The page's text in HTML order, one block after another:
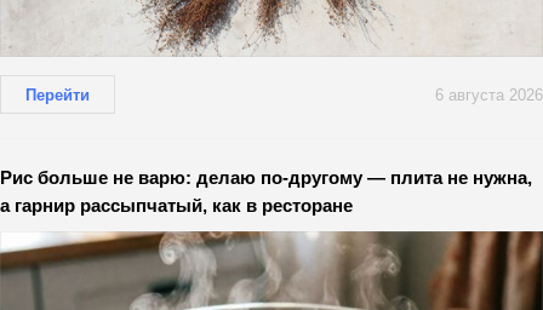
Перейти 6 августа 2026
Рис больше не варю: делаю по-другому — плита не нужна,
а гарнир рассыпчатый, как в ресторане